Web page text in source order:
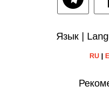
Язык |
RU|